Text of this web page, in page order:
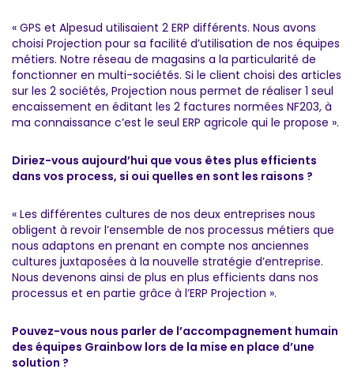
« GPS et Alpesud utilisaient 2 ERP différents. Nous avons
choisi Projection pour sa facilité d’utilisation de nos équipes
métiers. Notre réseau de magasins a la particularité de
fonctionner en multi-sociétés. Si le client choisi des articles
sur les 2 sociétés, Projection nous permet de réaliser 1 seul
encaissement en éditant les 2 factures normées NF203, à
ma connaissance c’est le seul ERP agricole qui le propose ».
Diriez-vous aujourd’hui que vous êtes plus efficients
dans vos process, si oui quelles en sont les raisons ?
« Les différentes cultures de nos deux entreprises nous
obligent à revoir l’ensemble de nos processus métiers que
nous adaptons en prenant en compte nos anciennes
cultures juxtaposées à la nouvelle stratégie d’entreprise.
Nous devenons ainsi de plus en plus efficients dans nos
processus et en partie grâce à l’ERP Projection ».
Pouvez-vous nous parler de l’accompagnement humain
des équipes Grainbow lors de la mise en place d’une
solution ?